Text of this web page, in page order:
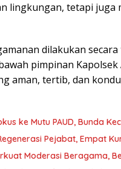
lingkungan, tetapi juga
dilakukan
pimpinan
aman, tertib, dan
ke Mutu PAUD, Bunda
Pejabat, Empat
Moderasi Beragama,